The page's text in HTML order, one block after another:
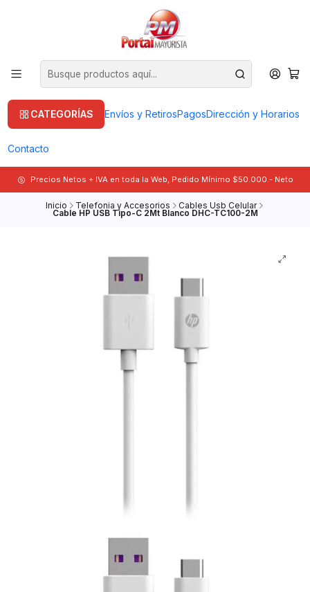
CATEGORÍAS Envíos y RetirosPagosDirección y Horarios
Contacto
Precios Netos + IVA en toda la Web, Pedido Mínimo $50.000.- Neto
Inicio Telefonia y Accesorios Cables Usb Celular
Cable HP USB Tipo-C 2Mt Blanco DHC-TC100-2M